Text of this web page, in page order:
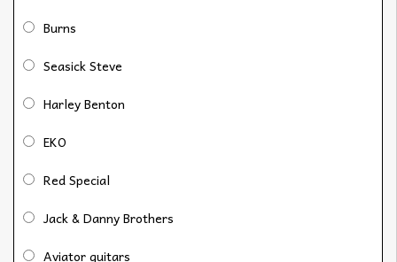
Burns
Seasick Steve
Harley Benton
EKO
Red Special
Jack & Danny Brothers
Aviator guitars